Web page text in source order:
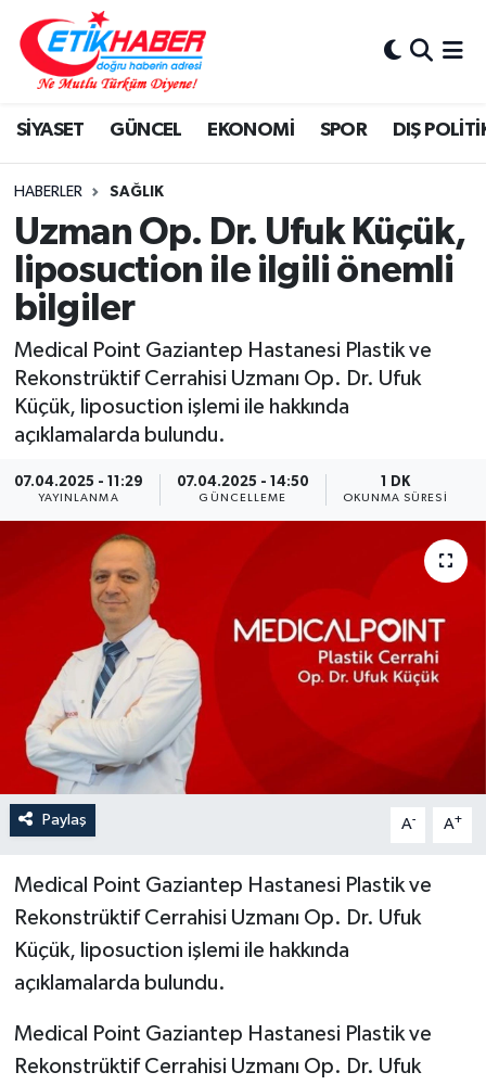
SİYASET GÜNCEL EKONOMİ SPOR DIŞ
HABERLER SAĞLIK
Uzman Op. Dr. Ufuk Küçük,
liposuction ile ilgili önemli
bilgiler
Medical Point Gaziantep Hastanesi Plastik ve
Rekonstrüktif Cerrahisi Uzmanı Op. Dr. Ufuk
Küçük, liposuction işlemi ile hakkında
açıklamalarda bulundu.
07.04.2025 - 11:29
YAYINLANMA
07.04.2025 - 14:50
GÜNCELLEME
1 DK
OKUNMA SÜRESI
Paylaş A- A+
Medical Point Gaziantep Hastanesi Plastik ve
Rekonstrüktif Cerrahisi Uzmanı Op. Dr. Ufuk
Küçük, liposuction işlemi ile hakkında
açıklamalarda bulundu.
Medical Point Gaziantep Hastanesi Plastik ve
Rekonstrüktif Cerrahisi Uzmanı Op. Dr. Ufuk
BİLİM-TEKNOLOJİ
DIŞ POLİTİKA
DÜNYA
EĞİTİM GENÇLİK
EKONOMİ
KÖŞE YAZILARI
KÜLTÜR-SANAT-MAGAZİN
ÖZEL HABER
RÖPORTAJLAR
SAĞLIK
SİYASET
GÜNCEL
SPOR
Yerel
Nöbetçi Eczaneler
Hava Durumu
İstanbul Namaz Vakitleri
Trafik Durumu
Süper Lig Puan Durumu ve Fikstür
Tüm Manşetler
Son Dakika Haberleri